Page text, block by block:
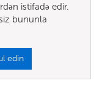
istifadə edir.
bununla
edin